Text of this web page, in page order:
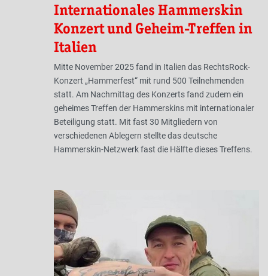
Internationales Hammerskin
Konzert und Geheim-Treffen in
Italien
Mitte November 2025 fand in Italien das RechtsRock-
Konzert „Hammerfest“ mit rund 500 Teilnehmenden
statt. Am Nachmittag des Konzerts fand zudem ein
geheimes Treffen der Hammerskins mit internationaler
Beteiligung statt. Mit fast 30 Mitgliedern von
verschiedenen Ablegern stellte das deutsche
Hammerskin-Netzwerk fast die Hälfte dieses Treffens.